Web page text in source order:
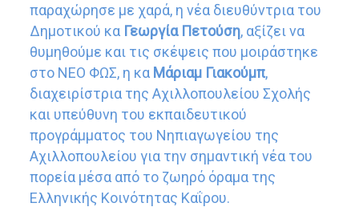
παραχώρησε με χαρά, η νέα διευθύντρια του
Δημοτικού κα Γεωργία Πετούση, αξίζει να
θυμηθούμε και τις σκέψεις που μοιράστηκε
στο ΝΕΟ ΦΩΣ, η κα Μάριαμ Γιακούμπ,
διαχειρίστρια της Αχιλλοπουλείου Σχολής
και υπεύθυνη του εκπαιδευτικού
προγράμματος του Νηπιαγωγείου της
Αχιλλοπουλείου για την σημαντική νέα του
πορεία μέσα από το ζωηρό όραμα της
Ελληνικής Κοινότητας Καΐρου.